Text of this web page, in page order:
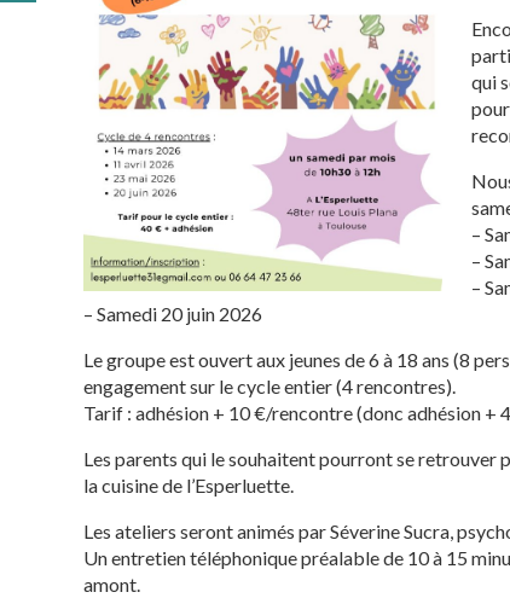
qui
–
–
–
– Samedi 20 juin 2026
Le groupe est ouvert aux jeunes de 6 à 18 ans (8
engagement sur le cycle entier (4 rencontres).
Tarif : adhésion + 10 €/rencontre (donc adhésion +
Les parents qui le souhaitent pourront se retrouver
la cuisine de l’Esperluette.
Les ateliers seront animés par Séverine Sucra,
Un entretien téléphonique préalable de 10 à 15
amont.